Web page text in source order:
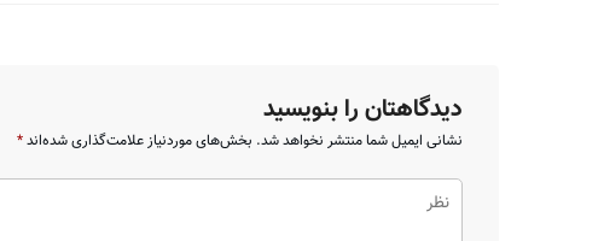
دیدگاهتان را بنویسید
نشانی ایمیل شما منتشر نخواهد شد. بخش‌های موردنیاز علامت‌گذاری شده‌اند*